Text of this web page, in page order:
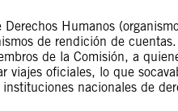
Humanos
de rendición de
de la Comisión, a
viajes oficiales, lo que
nacionales de